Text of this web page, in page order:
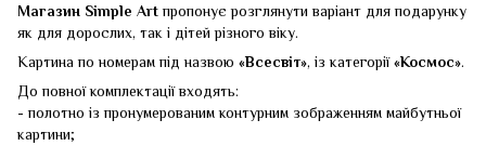
Магазин Simple Artпропонує розглянути варіант для подарунку
як для дорослих, так і дітей різного віку.
Картина по номерам під назвою «Всесвіт», із категорії«Космос».
До повної комплектації входять:
- полотно із пронумерованим контурним зображенням майбутньої
картини;